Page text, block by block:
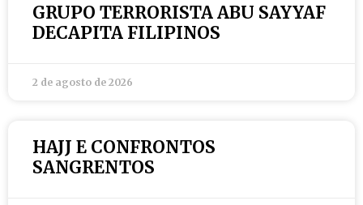
GRUPO TERRORISTA ABU SAYYAF
DECAPITA FILIPINOS
2 de agosto de 2026
HAJJ E CONFRONTOS
SANGRENTOS